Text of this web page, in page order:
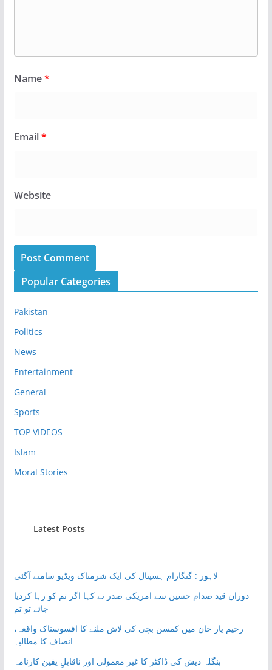
Name*
Email*
Website
Popular Categories
Pakistan
Politics
News
Entertainment
General
Sports
TOP VIDEOS
Islam
Moral Stories
Latest Posts
لاہور : گنگارام ہسپتال کی ایک شرمناک ویڈیو سامنے آگئی
دوران قید صدام حسین سے امریکی صدر نے کہا اگر تم کو رہا کردیا
جائے تو تم
رحیم یار خان میں کمسن بچی کی لاش ملنے کا افسوسناک واقعہ،
انصاف کا مطالبہ
بنگلہ دیش کی ڈاکٹر کا غیر معمولی اور ناقابلِ یقین کارنامہ